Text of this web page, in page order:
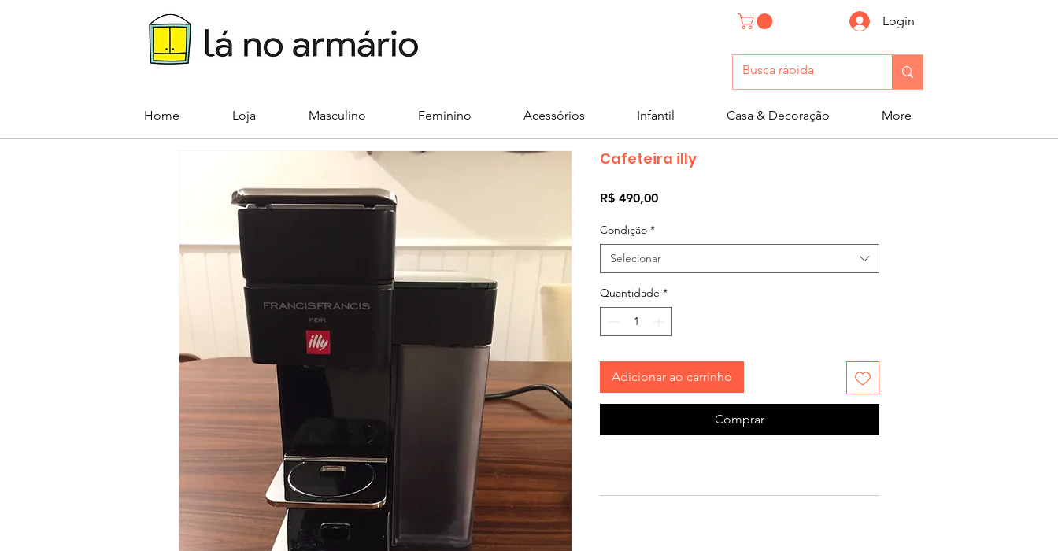
Login
Home Loja Masculino Feminino Acessórios Infantil Casa & Decoração More
Cafeteira illy
R$ 490,00Preço
Condição *
Selecionar
Quantidade *
Adicionar ao carrinho
Comprar